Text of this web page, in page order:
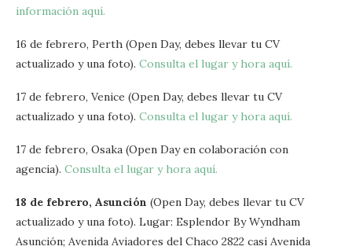
información aquí.
16 de febrero, Perth (Open Day, debes llevar tu CV
actualizado y una foto). Consulta el lugar y hora aquí.
17 de febrero, Venice (Open Day, debes llevar tu CV
actualizado y una foto). Consulta el lugar y hora aquí.
17 de febrero, Osaka (Open Day en colaboración con
agencia). Consulta el lugar y hora aquí.
18 de febrero, Asunción (Open Day, debes llevar tu CV
actualizado y una foto). Lugar: Esplendor By Wyndham
Asunción; Avenida Aviadores del Chaco 2822 casi Avenida